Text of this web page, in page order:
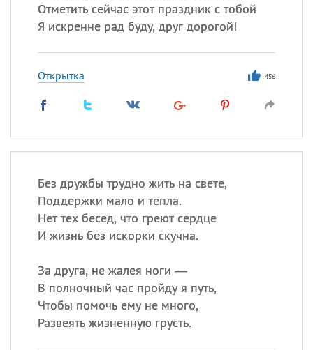
Отметить сейчас этот праздник с тобой
Я искренне рад буду, друг дорогой!
Открытка 456
Без дружбы трудно жить на свете,
Поддержки мало и тепла.
Нет тех бесед, что греют сердце
И жизнь без искорки скучна.
За друга, не жалея ноги —
В полночный час пройду я путь,
Чтобы помочь ему не много,
Развеять жизненную грусть.